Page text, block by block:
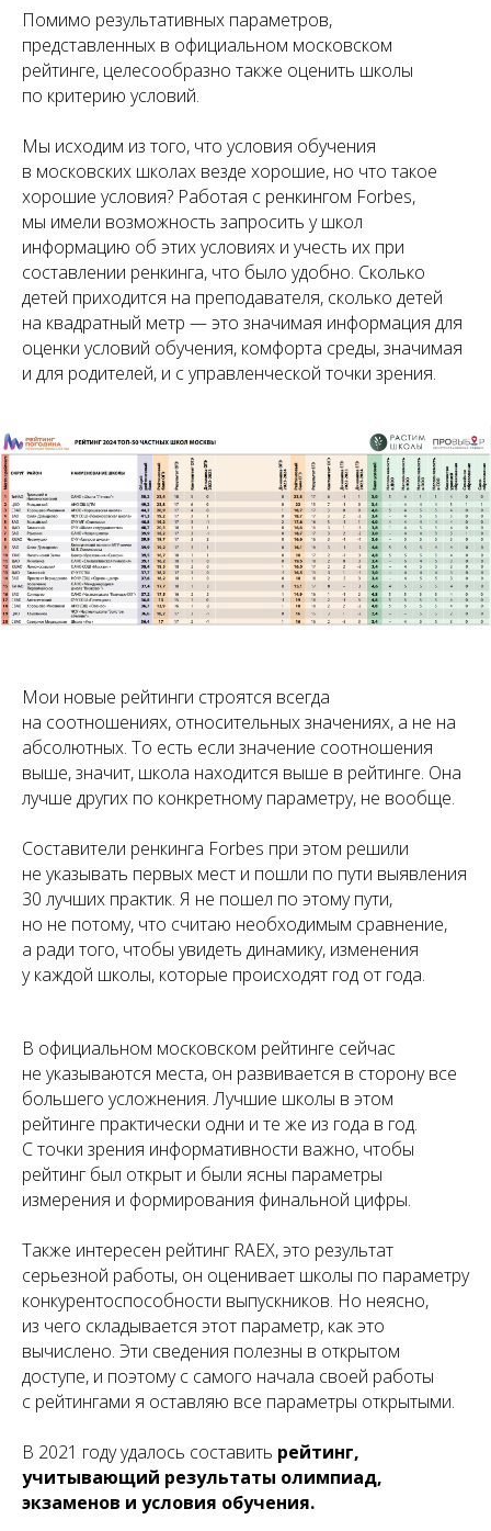
Помимо результативных параметров,
представленных в официальном московском
рейтинге, целесообразно также оценить школы
по критерию условий.
Мы исходим из того, что условия обучения
в московских школах везде хорошие, но что такое
хорошие условия? Работая с ренкингом Forbes,
мы имели возможность запросить у школ
информацию об этих условиях и учесть их при
составлении ренкинга, что было удобно. Сколько
детей приходится на преподавателя, сколько детей
на квадратный метр — это значимая информация для
оценки условий обучения, комфорта среды, значимая
и для родителей, и с управленческой точки зрения.
Мои новые рейтинги строятся всегда
на соотношениях, относительных значениях, а не на
абсолютных. То есть если значение соотношения
выше, значит, школа находится выше в рейтинге. Она
лучше других по конкретному параметру, не вообще.
Составители ренкинга Forbes при этом решили
не указывать первых мест и пошли по пути выявления
30 лучших практик. Я не пошел по этому пути,
но не потому, что считаю необходимым сравнение,
а ради того, чтобы увидеть динамику, изменения
у каждой школы, которые происходят год от года.
В официальном московском рейтинге сейчас
не указываются места, он развивается в сторону все
большего усложнения. Лучшие школы в этом
рейтинге практически одни и те же из года в год.
С точки зрения информативности важно, чтобы
рейтинг был открыт и были ясны параметры
измерения и формирования финальной цифры.
Также интересен рейтинг RAEX, это результат
серьезной работы, он оценивает школы по параметру
конкурентоспособности выпускников. Но неясно,
из чего складывается этот параметр, как это
вычислено. Эти сведения полезны в открытом
доступе, и поэтому с самого начала своей работы
с рейтингами я оставляю все параметры открытыми.
В 2021 году удалось составить рейтинг,
учитывающий результаты олимпиад,
экзаменов и условия обучения.